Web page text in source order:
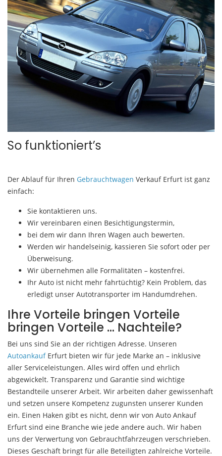
So funktioniert’s
Der Ablauf für Ihren Gebrauchtwagen Verkauf Erfurt ist ganz
einfach:
Sie kontaktieren uns.
Wir vereinbaren einen Besichtigungstermin,
bei dem wir dann Ihren Wagen auch bewerten.
Werden wir handelseinig, kassieren Sie sofort oder per
Überweisung.
Wir übernehmen alle Formalitäten – kostenfrei.
Ihr Auto ist nicht mehr fahrtüchtig? Kein Problem, das
erledigt unser Autotransporter im Handumdrehen.
Ihre Vorteile bringen Vorteile
bringen Vorteile … Nachteile?
Bei uns sind Sie an der richtigen Adresse. Unseren
AutoankaufErfurt bieten wir für jede Marke an – inklusive
aller Serviceleistungen. Alles wird offen und ehrlich
abgewickelt. Transparenz und Garantie sind wichtige
Bestandteile unserer Arbeit. Wir arbeiten daher gewissenhaft
und setzen unsere Kompetenz zugunsten unserer Kunden
ein. Einen Haken gibt es nicht, denn wir von Auto Ankauf
Erfurt sind eine Branche wie jede andere auch. Wir haben
uns der Verwertung von Gebrauchtfahrzeugen verschrieben.
Dieses Geschäft bringt für alle Beteiligten zahlreiche Vorteile.